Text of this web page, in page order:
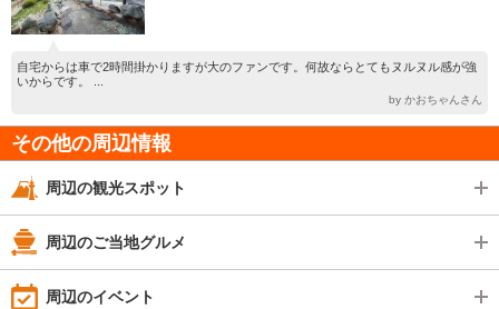
自宅からは車で2時間掛かりますが大のファンです。何故ならとてもヌルヌル感が強
いからです。 ...
by かおちゃんさん
その他の周辺情報
周辺の観光スポット
周辺のご当地グルメ
周辺のイベント